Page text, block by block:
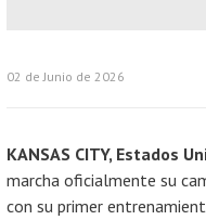
02 de Junio de 2026
KANSAS CITY, Estados
marcha oficialmente su
con su primer